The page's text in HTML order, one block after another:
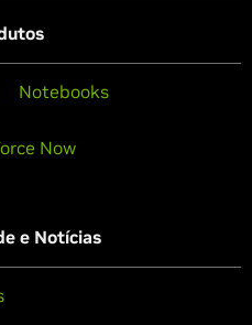
Notebooks
Now
e Notícias